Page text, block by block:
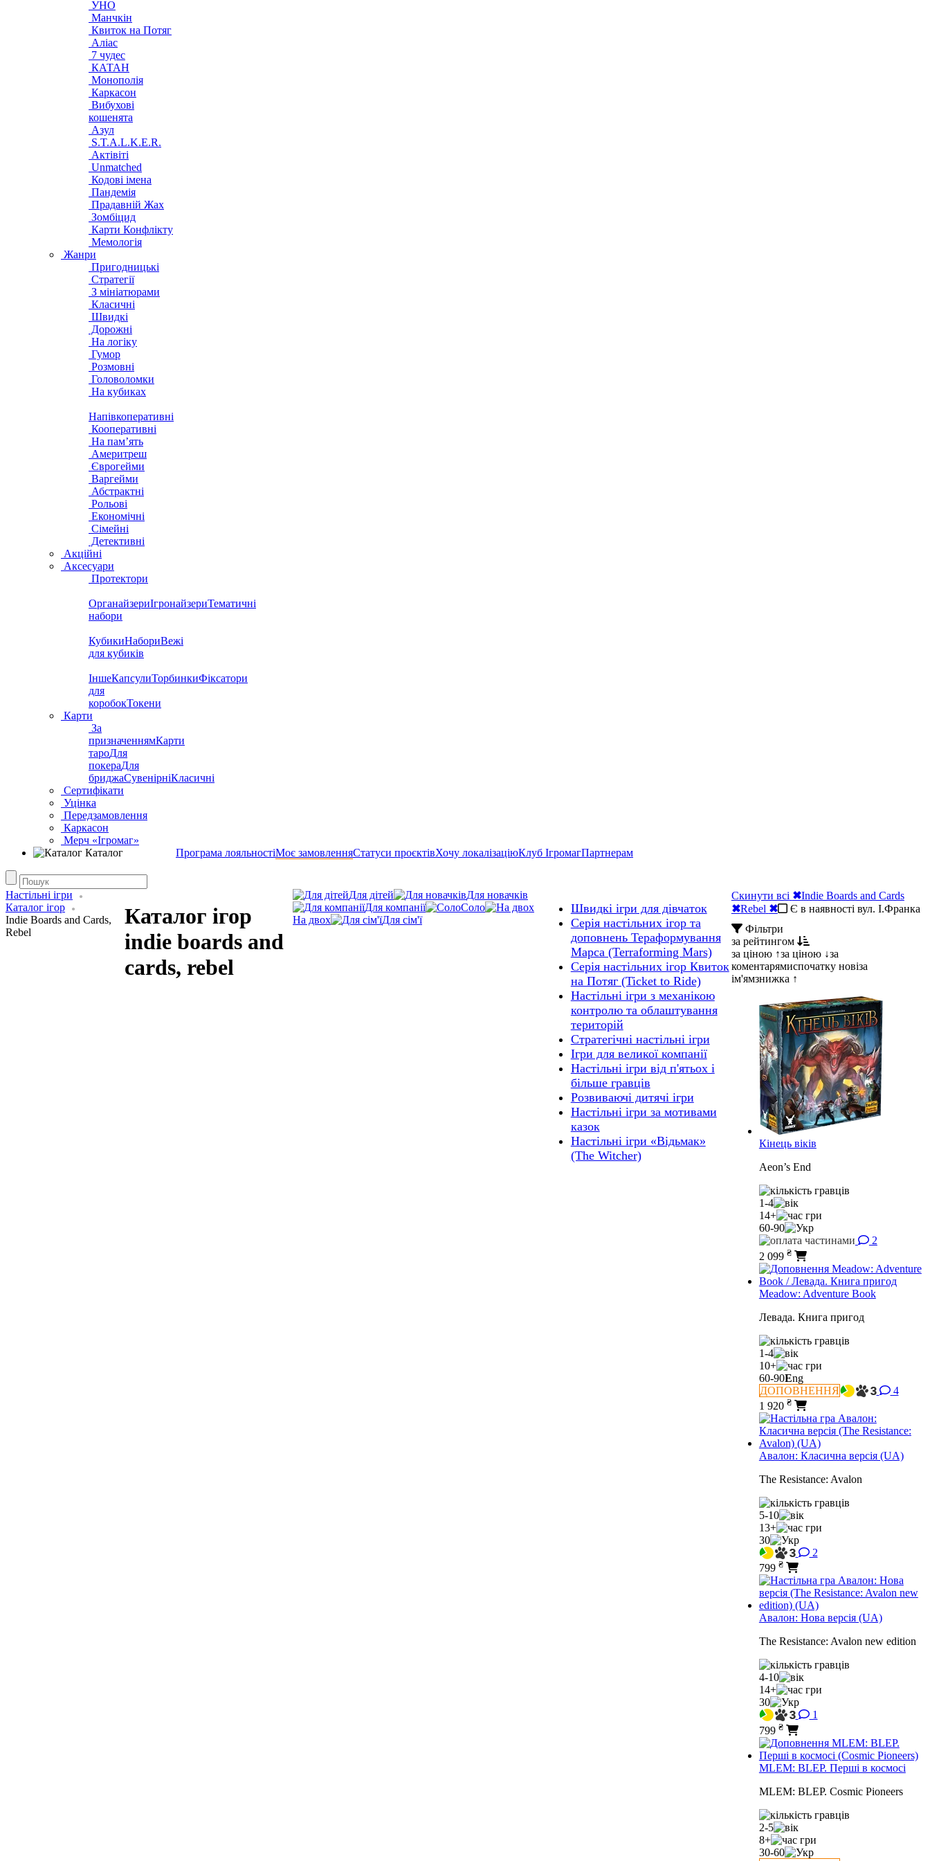
УНО
Манчкін
Квиток на Потяг
Аліас
7 чудес
КАТАН
Монополія
Каркасон
Вибухові
кошенята
Азул
S.T.A.L.K.E.R.
Актівіті
Unmatched
Кодові імена
Пандемія
Прадавній Жах
Зомбіцид
Карти Конфлікту
Мемологія
Жанри
Пригодницькі
Стратегії
З мініатюрами
Класичні
Швидкі
Дорожні
На логіку
Гумор
Розмовні
Головоломки
На кубиках
Напівкоперативні
Кооперативні
На пам’ять
Америтреш
Єврогейми
Варгейми
Абстрактні
Рольові
Економічні
Сімейні
Детективні
Акційні
Аксесуари
Протектори
ОрганайзериІгронайзериТематичні
набори
КубикиНабориВежі
для кубиків
ІншеКапсулиТорбинкиФіксатори
для
коробокТокени
Карти
За
призначеннямКарти
тароДля
покераДля
бриджаСувенірніКласичні
Сертифікати
Уцінка
Передзамовлення
Каркасон
Мерч «Ігромаг»
Каталог
Програма лояльностіМоє замовленняСтатуси проєктівХочу локалізаціюКлуб ІгромагПартнерам
Настільні ігри
Каталог ігор
Indie Boards and Cards,
Rebel
Каталог ігор
indie boards and
cards, rebel
Для дітей
Для новачків
Для компанії
Соло
На двох
Для сім'ї
Швидкі ігри для дівчаток
Серія настільних ігор та
доповнень Тераформування
Марса (Terraforming Mars)
Серія настільних ігор Квиток
на Потяг (Ticket to Ride)
Настільні ігри з механікою
контролю та облаштування
територій
Стратегічні настільні ігри
Ігри для великої компанії
Настільні ігри від п'ятьох і
більше гравців
Розвиваючі дитячі ігри
Настільні ігри за мотивами
казок
Настільні ігри «Відьмак»
(The Witcher)
Скинути всі ✖Indie Boards and Cards
✖Rebel ✖
Є в наявності вул. І.Франка
Фільтри
за рейтингом
за ціною ↑за ціною ↓за
коментарямиспочатку новіза
ім'ямзнижка ↑
Кінець віків
Aeon’s End
1-4
14+
60-90
2
2 099 ₴
Meadow: Adventure Book
Левада. Книга пригод
1-4
10+
60-90Eng
ДОПОВНЕННЯ
4
1 920 ₴
Авалон: Класична версія (UA)
The Resistance: Avalon
5-10
13+
30
2
799 ₴
Авалон: Нова версія (UA)
The Resistance: Avalon new edition
4-10
14+
30
1
799 ₴
MLEM: BLEP. Перші в космосі
MLEM: BLEP. Cosmic Pioneers
2-5
8+
30-60